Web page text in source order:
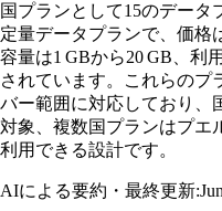
国プランとして15のデータ
定量データプランで、価格
容量は1 GBから20 GB、利
されています。これらのプ
バー範囲に対応しており、
対象、複数国プランはプエ
利用できる設計です。
AIによる要約・最終更新: